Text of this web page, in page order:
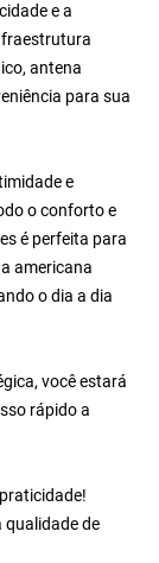
e a
antena
para sua
e
o conforto e
é perfeita para
americana
o dia a dia
você estará
rápido a
qualidade de